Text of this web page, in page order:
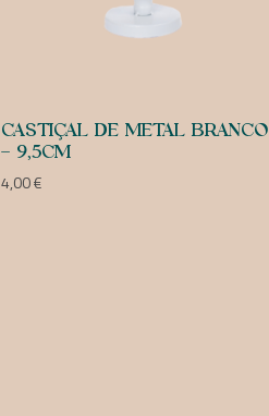
CASTIÇAL DE METAL BRANCO
– 9,5CM
4,00€